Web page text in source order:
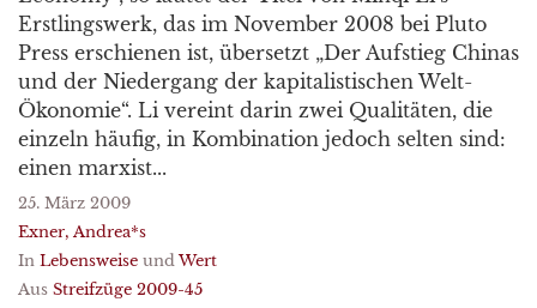
Erstlingswerk, das im November 2008 bei Pluto
Press erschienen ist, übersetzt „Der Aufstieg Chinas
und der Niedergang der kapitalistischen Welt-
Ökonomie“. Li vereint darin zwei Qualitäten, die
einzeln häufig, in Kombination jedoch selten sind:
einen marxist...
25. März 2009
Exner, Andrea*s
In Lebensweise undWert
Aus Streifzüge 2009-45